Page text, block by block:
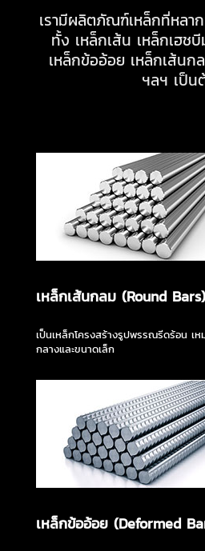
เรามีผลิตภัณฑ์เหล็กที่หลา
ทั้ง เหล็กเส้น เหล็กเฮ
เหล็กข้ออ้อย เหล็กเส้นก
ฯลฯ เป็น
เหล็กเส้นกลม (Round Bars)
เป็นเหล็กโครงสร้างรูปพรรณรีดร้อน เห
กลางและขนาดเล็ก
เหล็กข้ออ้อย (Deformed